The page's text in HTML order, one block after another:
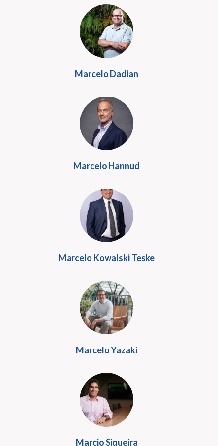
Marcelo Dadian
Marcelo Hannud
Marcelo Kowalski Teske
Marcelo Yazaki
Marcio Siqueira